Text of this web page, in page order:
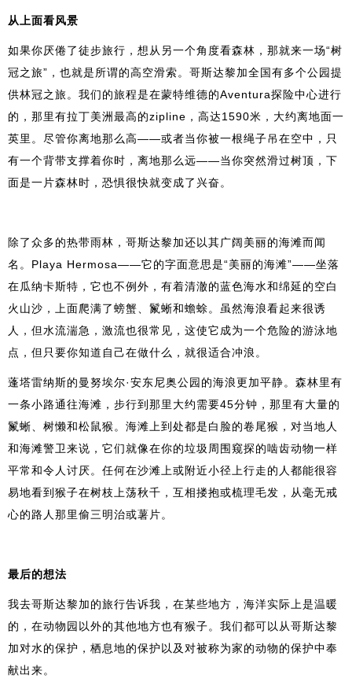
从上面看风景
如果你厌倦了徒步旅行，想从另一个角度看森林，那就来一场“树
冠之旅”，也就是所谓的高空滑索。哥斯达黎加全国有多个公园提
供林冠之旅。我们的旅程是在蒙特维德的Aventura探险中心进行
的，那里有拉丁美洲最高的zipline，高达1590米，大约离地面一
英里。尽管你离地那么高——或者当你被一根绳子吊在空中，只
有一个背带支撑着你时，离地那么远——当你突然滑过树顶，下
面是一片森林时，恐惧很快就变成了兴奋。
除了众多的热带雨林，哥斯达黎加还以其广阔美丽的海滩而闻
名。Playa Hermosa——它的字面意思是“美丽的海滩”——坐落
在瓜纳卡斯特，它也不例外，有着清澈的蓝色海水和绵延的空白
火山沙，上面爬满了螃蟹、鬣蜥和蟾蜍。虽然海浪看起来很诱
人，但水流湍急，激流也很常见，这使它成为一个危险的游泳地
点，但只要你知道自己在做什么，就很适合冲浪。
蓬塔雷纳斯的曼努埃尔·安东尼奥公园的海浪更加平静。森林里有
一条小路通往海滩，步行到那里大约需要45分钟，那里有大量的
鬣蜥、树懒和松鼠猴。海滩上到处都是白脸的卷尾猴，对当地人
和海滩警卫来说，它们就像在你的垃圾周围窥探的啮齿动物一样
平常和令人讨厌。任何在沙滩上或附近小径上行走的人都能很容
易地看到猴子在树枝上荡秋千，互相搂抱或梳理毛发，从毫无戒
心的路人那里偷三明治或薯片。
最后的想法
我去哥斯达黎加的旅行告诉我，在某些地方，海洋实际上是温暖
的，在动物园以外的其他地方也有猴子。我们都可以从哥斯达黎
加对水的保护，栖息地的保护以及对被称为家的动物的保护中奉
献出来。